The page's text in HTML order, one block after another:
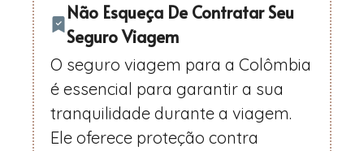
Não Esqueça De Contratar Seu
Seguro Viagem
O seguro viagem para a Colômbia
é essencial para garantir a sua
tranquilidade durante a viagem.
Ele oferece proteção contra